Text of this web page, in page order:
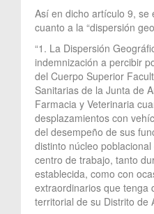
Así en dicho artículo 9, se
cuanto a la “dispersión
“1. La Dispersión
indemnización a percibir
del Cuerpo Superior
Sanitarias de la Junta de
Farmacia y Veterinaria
desplazamientos con
del desempeño de sus
distinto núcleo
centro de trabajo, tanto
establecida, como con
extraordinarios que tenga
territorial de su Distrito de